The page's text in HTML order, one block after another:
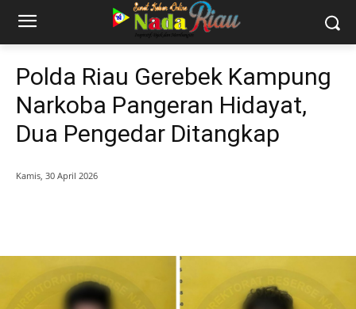
Polda Riau Gerebek Kampung
Narkoba Pangeran Hidayat,
Dua Pengedar Ditangkap
Kamis, 30 April 2026